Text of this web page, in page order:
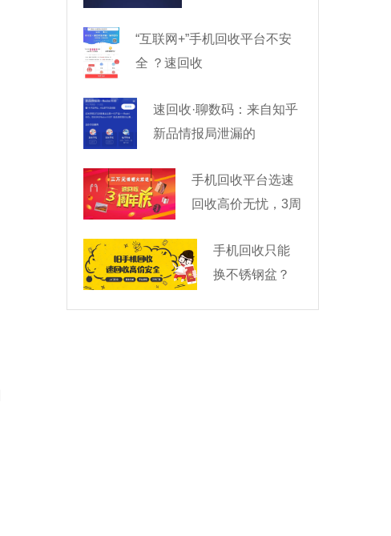
“互联网+”手机回收平台不安
全 ？速回收
速回收·聊数码：来自知乎
新品情报局泄漏的
手机回收平台选速
回收高价无忧，3周
手机回收只能
换不锈钢盆？